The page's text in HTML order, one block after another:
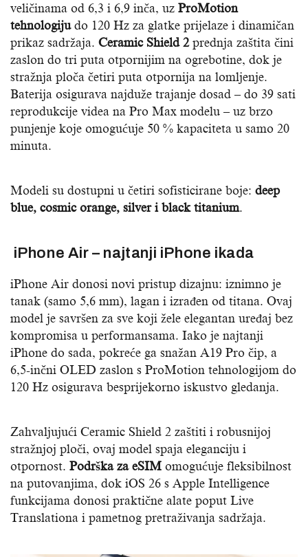
veličinama od 6,3 i 6,9 inča, uz ProMotion
tehnologijudo 120 Hz za glatke prijelaze i dinamičan
prikaz sadržaja. Ceramic Shield 2prednja zaštita čini
zaslon do tri puta otpornijim na ogrebotine, dok je
stražnja ploča četiri puta otpornija na lomljenje.
Baterija osigurava najduže trajanje dosad – do 39 sati
reprodukcije videa na Pro Max modelu – uz brzo
punjenje koje omogućuje 50 % kapaciteta u samo 20
minuta.
Modeli su dostupni u četiri sofisticirane boje: deep
blue, cosmic orange, silver i black titanium.
iPhone Air – najtanji iPhone ikada
iPhone Air donosi novi pristup dizajnu: iznimno je
tanak (samo 5,6 mm), lagan i izrađen od titana. Ovaj
model je savršen za sve koji žele elegantan uređaj bez
kompromisa u performansama. Iako je najtanji
iPhone do sada, pokreće ga snažan A19 Pro čip, a
6,5-inčni OLED zaslon s ProMotion tehnologijom do
120 Hz osigurava besprijekorno iskustvo gledanja.
Zahvaljujući Ceramic Shield 2 zaštiti i robusnijoj
stražnjoj ploči, ovaj model spaja eleganciju i
otpornost. Podrška za eSIM omogućuje fleksibilnost
na putovanjima, dok iOS 26 s Apple Intelligence
funkcijama donosi praktične alate poput Live
Translationa i pametnog pretraživanja sadržaja.